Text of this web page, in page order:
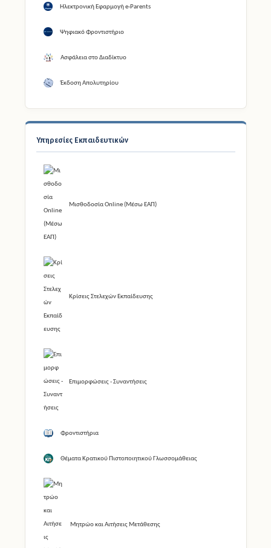
Ηλεκτρονική Εφαρμογή e-Parents
Ψηφιακό Φροντιστήριο
Ασφάλεια στο Διαδίκτυο
Έκδοση Απολυτηρίου
Υπηρεσίες Εκπαιδευτικών
Μισθοδοσία Online (Μέσω ΕΑΠ)
Κρίσεις Στελεχών Εκπαίδευσης
Επιμορφώσεις - Συναντήσεις
Φροντιστήρια
Θέματα Κρατικού Πιστοποιητικού Γλωσσομάθειας
Μητρώο και Αιτήσεις Μετάθεσης